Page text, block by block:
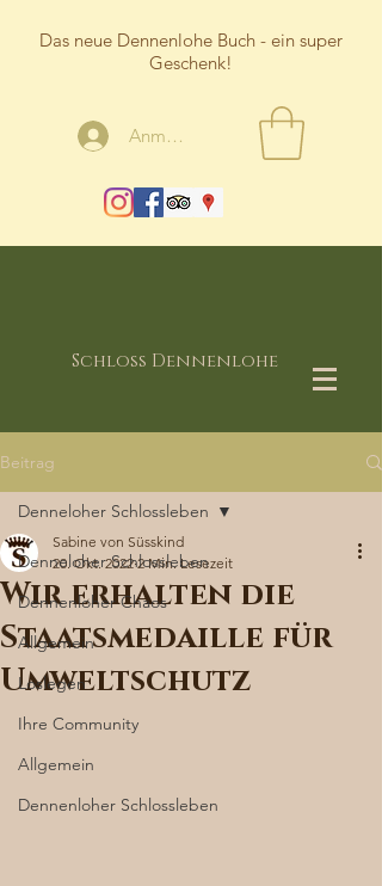
Das neue Dennenlohe Buch - ein super
Geschenk!
Anmelden
Schloss Dennenlohe
Beitrag
Denneloher Schlossleben
Dennenloher Chaos
Allgemein
Loslegen
Ihre Community
Allgemein
Dennenloher Schlossleben
Denneloher Schlossleben
Wir erhalten die
Staatsmedaille für
Umweltschutz
Sabine von Süsskind
20. Okt. 2022 2 Min. Lesezeit